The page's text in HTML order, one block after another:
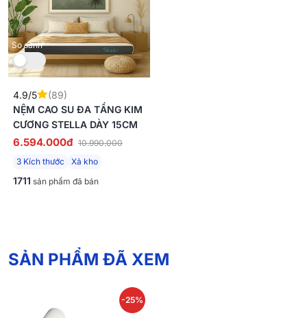
So sánh
4.9/5
(89)
NỆM CAO SU ĐA TẦNG KIM
CƯƠNG STELLA DÀY 15CM
6.594.000đ 10.990.000
3 Kích thước
Xả kho
1711 sản phẩm đã bán
SẢN PHẨM ĐÃ XEM
-25%